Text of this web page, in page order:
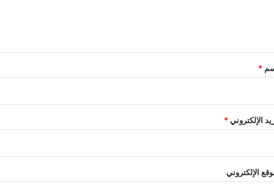
*
الإلكتروني*
الإلكتروني